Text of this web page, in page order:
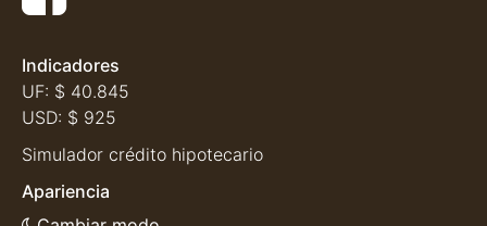
Indicadores
UF: $ 40.845
USD: $ 925
Simulador crédito hipotecario
Apariencia